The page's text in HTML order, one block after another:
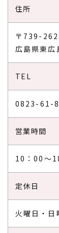
住所
〒739-
広島県東
TEL
0823-61-
営業時間
10：00～
定休日
火曜日・日